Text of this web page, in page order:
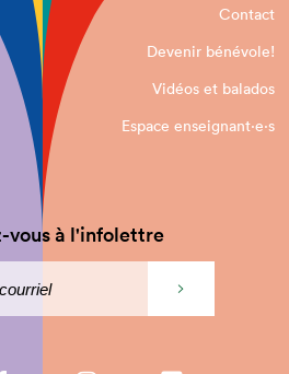
Contact
Devenir bénévole!
Vidéos et balados
Espace enseignant·e⋅s
vous à l'infolettre